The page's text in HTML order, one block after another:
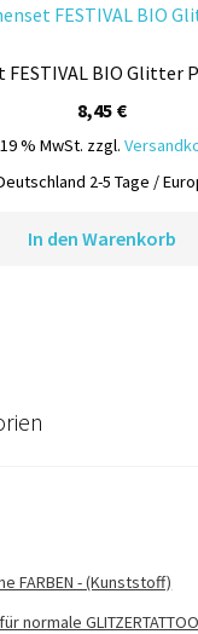
FESTIVAL BIO Glitter
8,45 €
% MwSt. zzgl.
2-5 Tage /
In den Warenkorb
FARBEN - (Kunststoff)
normale